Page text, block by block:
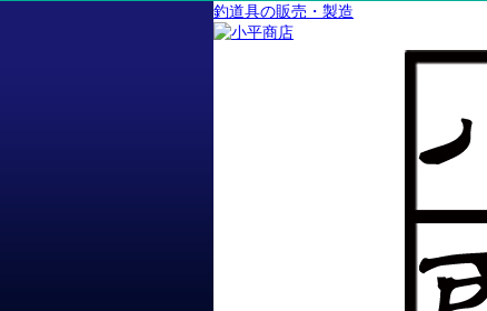
釣道具の販売・製造